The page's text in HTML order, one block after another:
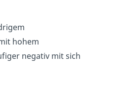
hohem
negativ mit sich